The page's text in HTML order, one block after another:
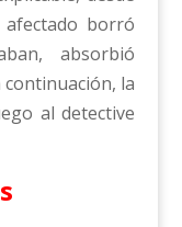
borró
absorbió
la
al detective